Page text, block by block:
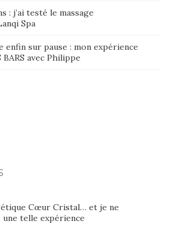
: j’ai testé le massage
Spa
enfin sur pause : mon expérience
BARS avec Philippe
Cœur Cristal… et je ne
une telle expérience